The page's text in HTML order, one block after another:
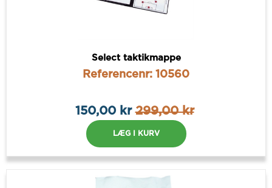
Select taktikmappe
Referencenr: 10560
150,00 kr299,00 kr
LÆG I KURV